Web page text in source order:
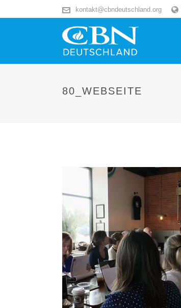
kontakt@cbndeutschland.org
80_WEBSEITE